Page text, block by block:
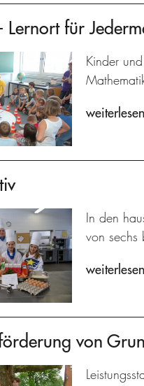
Lernort für
Kinder
weiterlesen
In den
von sechs
weiterlesen
von